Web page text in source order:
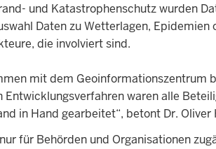
und Katastrophenschutz wurden
Daten zu Wetterlagen,
die involviert sind.
mit dem Geoinformationszentrum
waren alle
in Hand gearbeitet“, betont Dr. Oliver
für Behörden und Organisationen